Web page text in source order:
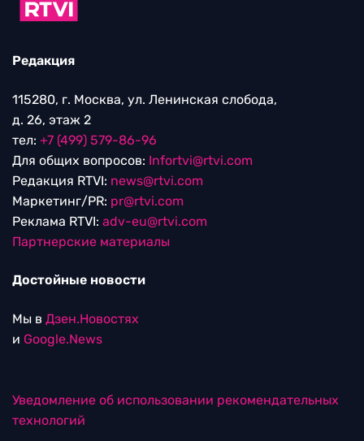
Редакция
115280, г. Москва, ул. Ленинская слобода,
д. 26, этаж 2
тел: +7 (499) 579-86-96
Для общих вопросов: Infortvi@rtvi.com
Редакция RTVI: news@rtvi.com
Маркетинг/PR: pr@rtvi.com
Реклама RTVI: adv-eu@rtvi.com
Партнерские материалы
Достойные новости
Мы в Дзен.Новостях
и Google.News
Уведомление об использовании рекомендательных
технологий